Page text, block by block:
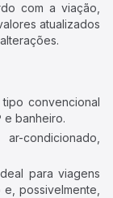
com a viação,
atualizados
convencional
e banheiro.
condicionado,
para viagens
possivelmente,